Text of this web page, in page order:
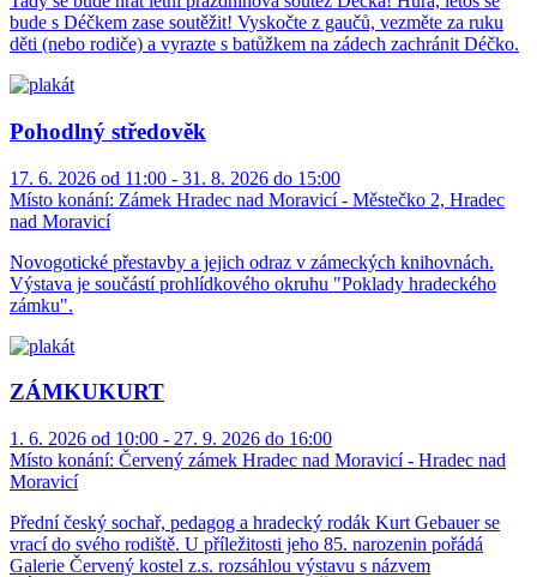
bude s Déčkem zase soutěžit! Vyskočte z gaučů, vezměte za ruku
děti (nebo rodiče) a vyrazte s batůžkem na zádech zachránit Déčko.
Pohodlný středověk
17. 6. 2026 od 11:00 - 31. 8. 2026 do 15:00
Místo konání: Zámek Hradec nad Moravicí - Městečko 2, Hradec
nad Moravicí
Novogotické přestavby a jejich odraz v zámeckých knihovnách.
Výstava je součástí prohlídkového okruhu "Poklady hradeckého
zámku".
ZÁMKUKURT
1. 6. 2026 od 10:00 - 27. 9. 2026 do 16:00
Místo konání: Červený zámek Hradec nad Moravicí - Hradec nad
Moravicí
Přední český sochař, pedagog a hradecký rodák Kurt Gebauer se
vrací do svého rodiště. U příležitosti jeho 85. narozenin pořádá
Galerie Červený kostel z.s. rozsáhlou výstavu s názvem